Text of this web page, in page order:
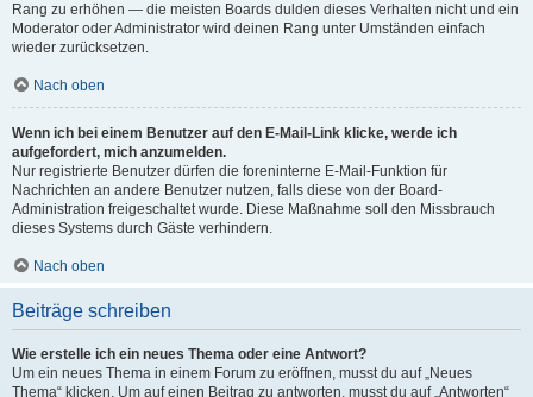
Rang zu erhöhen — die meisten Boards dulden dieses Verhalten nicht und ein
Moderator oder Administrator wird deinen Rang unter Umständen einfach
wieder zurücksetzen.
Nach oben
Wenn ich bei einem Benutzer auf den E-Mail-Link klicke, werde ich
aufgefordert, mich anzumelden.
Nur registrierte Benutzer dürfen die foreninterne E-Mail-Funktion für
Nachrichten an andere Benutzer nutzen, falls diese von der Board-
Administration freigeschaltet wurde. Diese Maßnahme soll den Missbrauch
dieses Systems durch Gäste verhindern.
Nach oben
Beiträge schreiben
Wie erstelle ich ein neues Thema oder eine Antwort?
Um ein neues Thema in einem Forum zu eröffnen, musst du auf „Neues
Thema“ klicken. Um auf einen Beitrag zu antworten, musst du auf „Antworten“